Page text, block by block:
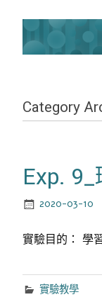
Category
Exp.
2020-03-10
實驗目的： 學
實驗教學